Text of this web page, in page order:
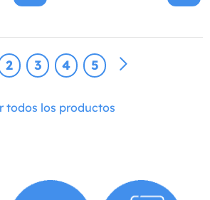
2 3 4 5
todos los productos